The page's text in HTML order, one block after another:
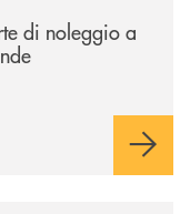
di noleggio a